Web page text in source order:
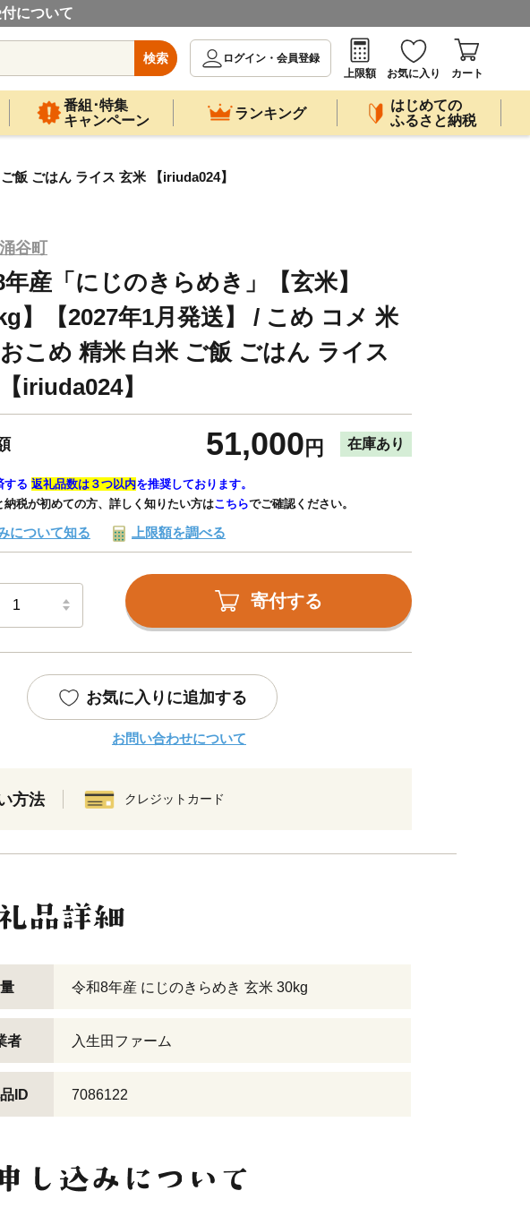
について
検索
ログイン・会員登録
上限額
お気に入り カート
番組･特集
キャンペーン
ランキング
はじめての
ふるさと納税
飯 ごはん ライス 玄米 【iriuda024】
谷町
産「にじのきらめき」【玄米】
】【2027年1月発送】 / こめ コメ 米
こめ 精米 白米 ご飯 ごはん ライス
iriuda024】
51,000 円 在庫あり
する 返礼品数は３つ以内を推奨しております。
納税が初めての方、詳しく知りたい方はこちらでご確認ください。
について知る 上限額を調べる
寄付する
お気に入りに追加する
お問い合わせについて
方法 クレジットカード
令和8年産 にじのきらめき 玄米 30kg
者 入生田ファーム
ID 7086122